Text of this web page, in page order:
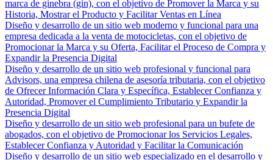
marca de ginebra (gin), con el objetivo de Promover la Marca y su
Historia, Mostrar el Producto y Facilitar Ventas en Línea
Diseño y desarrollo de un sitio web moderno y funcional para una
empresa dedicada a la venta de motocicletas, con el objetivo de
Promocionar la Marca y su Oferta, Facilitar el Proceso de Compra y
Expandir la Presencia Digital
Diseño y desarrollo de un sitio web profesional y funcional para
Advisors, una empresa chilena de asesoría tributaria, con el objetivo
de Ofrecer Información Clara y Específica, Establecer Confianza y
Autoridad, Promover el Cumplimiento Tributario y Expandir la
Presencia Digital
Diseño y desarrollo de un sitio web profesional para un bufete de
abogados, con el objetivo de Promocionar los Servicios Legales,
Establecer Confianza y Autoridad y Facilitar la Comunicación
Diseño y desarrollo de un sitio web especializado en el desarrollo y